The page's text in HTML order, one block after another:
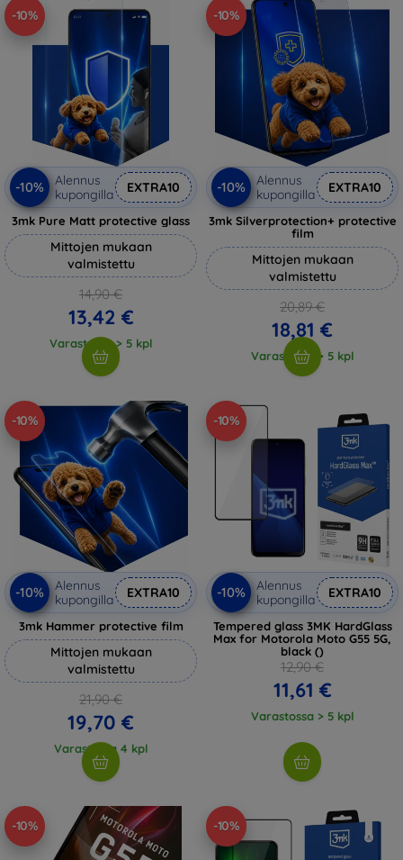
-10%
-10%
Alennus
kupongilla
EXTRA10
3mk Pure Matt protective glass
Mittojen mukaan
valmistettu
14,90 €
13,42 €
Varastossa > 5 kpl
-10%
-10%
Alennus
kupongilla
EXTRA10
3mk Silverprotection+ protective
film
Mittojen mukaan
valmistettu
20,89 €
18,81 €
Varastossa > 5 kpl
-10%
-10%
Alennus
kupongilla
EXTRA10
3mk Hammer protective film
Mittojen mukaan
valmistettu
21,90 €
19,70 €
Varastossa 4 kpl
-10%
-10%
Alennus
kupongilla
EXTRA10
Tempered glass 3MK HardGlass
Max for Motorola Moto G55 5G,
black ()
12,90 €
11,61 €
Varastossa > 5 kpl
-10% -10%